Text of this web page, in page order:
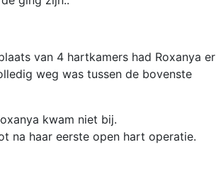
van 4 hartkamers had Roxanya er
weg was tussen de bovenste
kwam niet bij.
na haar eerste open hart operatie.